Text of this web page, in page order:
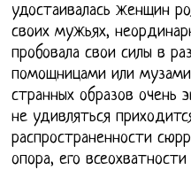
удостаивалась женщин
своих мужьях,
пробовала свои силы в
помощницами или
странных образов очень
не удивляться
распространенности
опора, его